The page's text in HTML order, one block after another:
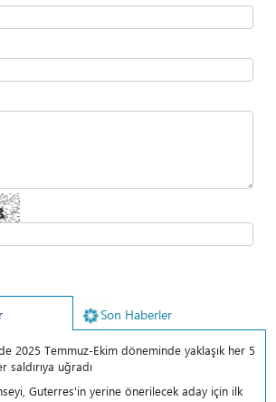
Son Haberler
2025 Temmuz-Ekim döneminde yaklaşık her 5
uğradı
Guterres'in yerine önerilecek aday için ilk